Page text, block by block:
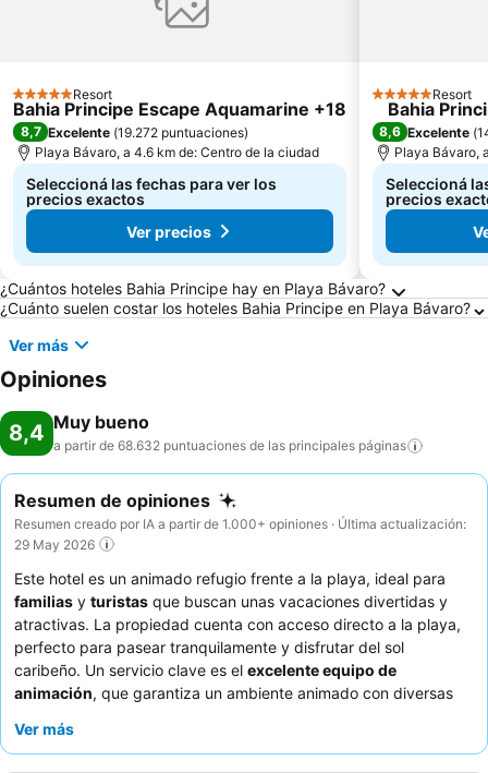
5 EstrellasResort
Bahia Principe Escape Aquamarine +18
8,7 Excelente (19.272 puntuaciones)
Playa Bávaro, a 4.6 km de: Centro de la ciudad
Seleccioná las fechas para ver los
precios exactos
Ver precios
5 EstrellasResort
Bahia
8,6 Excelente (
Playa Bávaro,
Seleccioná
precios
Preguntas frecuentes sobre Playa Bávaro
¿Cuántos hoteles Bahia Principe hay en Playa Bávaro?
¿Cuánto suelen costar los hoteles Bahia Principe en Playa Bávaro?
Ver más
Opiniones
8,4 Muy bueno
a partir de 68.632 puntuaciones de las principales páginas
Resumen de opiniones
Resumen creado por IA a partir de 1.000+ opiniones · Última actualización:
29 May 2026
Este hotel es un animado refugio frente a la playa, ideal para
familias y turistas que buscan unas vacaciones divertidas y
atractivas. La propiedad cuenta con acceso directo a la playa,
perfecto para pasear tranquilamente y disfrutar del sol
caribeño. Un servicio clave es el excelente equipo de
animación, que garantiza un ambiente animado con diversas
huéspedes elogian constantemente al atento personal y la
Ver más